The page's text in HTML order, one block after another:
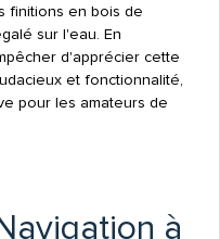
finitions en bois de
sur l'eau. En
d'apprécier cette
et fonctionnalité,
pour les amateurs de
à